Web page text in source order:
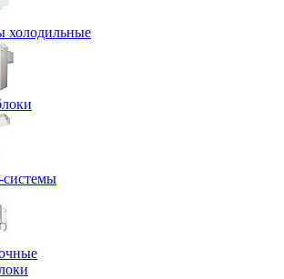
холодильные